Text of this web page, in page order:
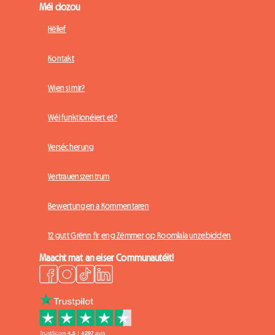
Méi dozou
Hëllef
Kontakt
Wien si mir?
Wéi funktionéiert et?
Versécherung
Vertrauenszentrum
Bewertungen a Kommentaren
12 gutt Grënn fir eng Zëmmer op Roomlala unzebidden
Maacht mat an eiser Communautéit!